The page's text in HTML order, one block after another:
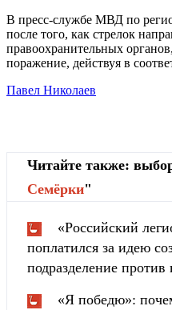
В пресс-службе МВД по
после того, как стрелок
правоохранительных
поражение, действуя в
Павел Николаев
Читайте также:
Cемёрки"
«Российский
поплатился за идею
подразделение против
«Я победю»: